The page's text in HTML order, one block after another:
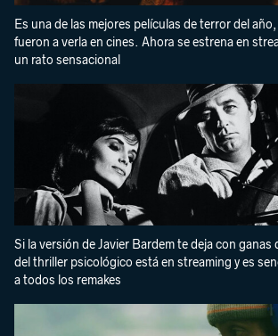
Es una de las mejores películas de terror del
fueron a verla en cines. Ahora se estrena en
un rato sensacional
Si la versión de Javier Bardem te deja con ganas
del thriller psicológico está en streaming y es
a todos los remakes